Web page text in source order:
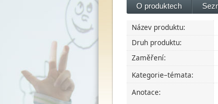
O produktech
Název produktu:
Druh produktu:
Zaměření:
Kategorie–témata:
Anotace: